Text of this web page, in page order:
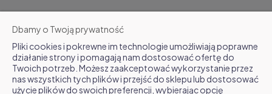
POMOC
MOJE KONTO
FAQ
Dbamy o Twoją prywatność
Pliki cookies i pokrewne im technologie umożliwiają poprawne
działanie strony i pomagają nam dostosować ofertę do
Twoich potrzeb. Możesz zaakceptować wykorzystanie przez
nas wszystkich tych plików i przejść do sklepu lub dostosować
użycie plików do swoich preferencji, wybierając opcję